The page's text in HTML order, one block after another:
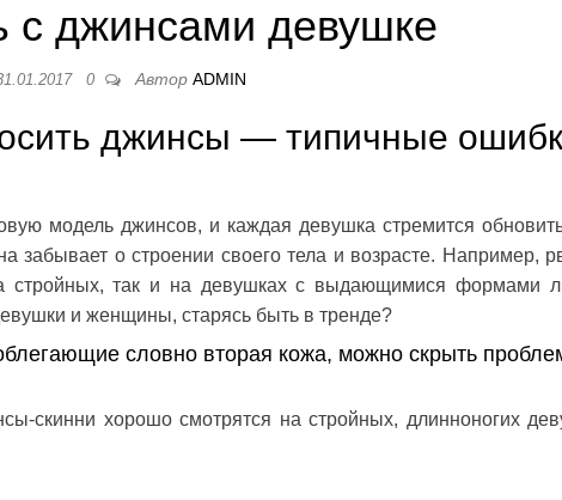
с джинсами девушке
0 Автор ADMIN
джинсы — типичные
модель джинсов, и каждая девушка стремится
забывает о строении своего тела и возрасте. Например,
стройных, так и на девушках с выдающимися формами
и женщины, старясь быть в тренде?
словно вторая кожа, можно скрыть
скинни хорошо смотрятся на стройных, длинноногих